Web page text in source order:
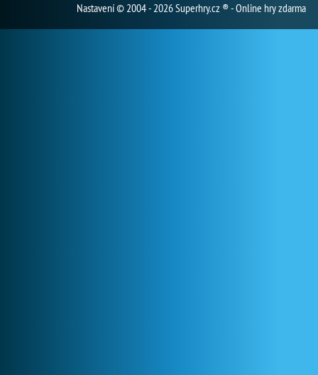
Nastavení© 2004 - 2026 Superhry.cz ® - Online hry zdarma